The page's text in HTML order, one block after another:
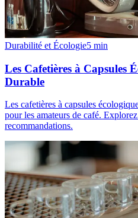
Durabilité et Écologie5 min
Les Cafetières à Capsules
Durable
Les cafetières à capsules
pour les amateurs de café.
recommandations.